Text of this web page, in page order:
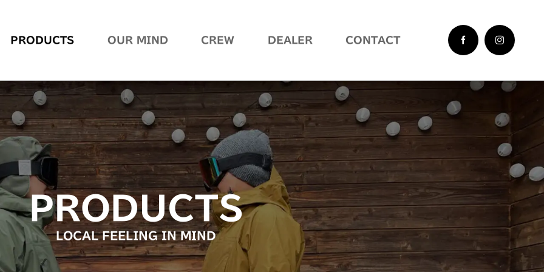
PRODUCTS OUR MIND CREW DEALER CONTACT
PRODUCTS
LOCAL FEELING IN MIND